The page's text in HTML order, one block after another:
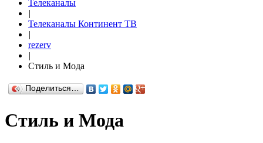
Телеканалы
|
Телеканалы Континент ТВ
|
rezerv
|
Стиль и Мода
Поделиться…
Стиль и Мода